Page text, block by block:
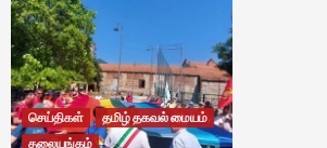
செய்திகள்
தமிழ் தகவல் மையம்
தலையங்கம்